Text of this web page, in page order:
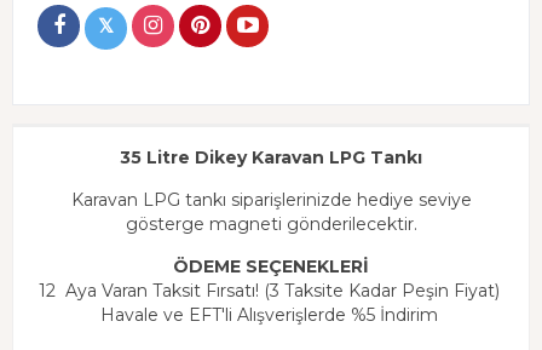
𝕏
35 Litre Dikey Karavan LPG Tankı
Karavan LPG tankı siparişlerinizde hediye seviye
gösterge magneti gönderilecektir.
ÖDEME SEÇENEKLERİ
12 Aya Varan Taksit Fırsatı! (3 Taksite Kadar Peşin Fiyat)
Havale ve EFT'li Alışverişlerde %5 İndirim